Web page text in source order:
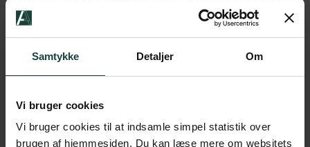
Samtykke Detaljer Om
Vi bruger cookies
Vi bruger cookies til at indsamle simpel statistik over
brugen af hjemmesiden. Du kan læse mere om websitets
forfatter var hun loyal og tro mod sit Vesterbro og talte de
svages sag, men angsten for ikke at slå til, slog hende ud.
Hun skrev ærligt, følsomt og alvorligt, men også med
livsglæde, humor og dyb psykologisk indsigt.